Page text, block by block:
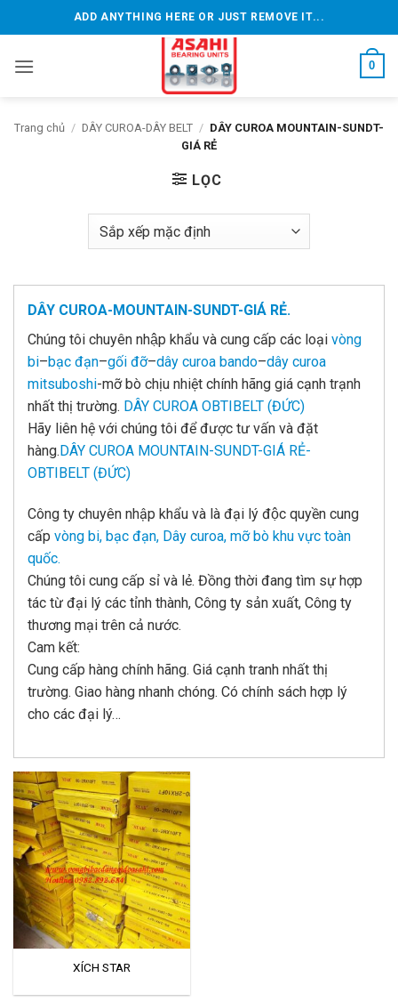
qua
dung
ADD ANYTHING HERE OR JUST REMOVE IT...
0
Trang chủ / DÂY CUROA-DÂY BELT / DÂY CUROA MOUNTAIN-SUNDT-
GIÁ RẺ
LỌC
DÂY CUROA-MOUNTAIN-SUNDT-GIÁ RẺ.
Chúng tôi chuyên nhập khẩu và cung cấp các loại vòng
bi–bạc đạn–gối đỡ–dây curoa bando–dây curoa
mitsuboshi-mỡ bò chịu nhiệt chính hãng giá cạnh trạnh
nhất thị trường. DÂY CUROA OBTIBELT (ĐỨC)
Hãy liên hệ với chúng tôi để được tư vấn và đặt
hàng.DÂY CUROA MOUNTAIN-SUNDT-GIÁ RẺ-
OBTIBELT (ĐỨC)
Công ty chuyên nhập khẩu và là đại lý độc quyền cung
cấp vòng bi, bạc đạn, Dây curoa, mỡ bò khu vực toàn
quốc.
Chúng tôi cung cấp sỉ và lẻ. Đồng thời đang tìm sự hợp
tác từ đại lý các tỉnh thành, Công ty sản xuất, Công ty
thương mại trên cả nước.
Cam kết:
Cung cấp hàng chính hãng. Giá cạnh tranh nhất thị
trường. Giao hàng nhanh chóng. Có chính sách hợp lý
cho các đại lý…
XÍCH STAR